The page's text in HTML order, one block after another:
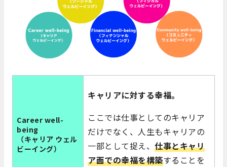
Career well-
being
（キャリア ウェル
ビーイング）
キャリアに対する幸福。
ここでは仕事としてのキャリア
だけでなく、人生もキャリアの
一部として捉え、仕事とキャリ
ア面での幸福を構築することを